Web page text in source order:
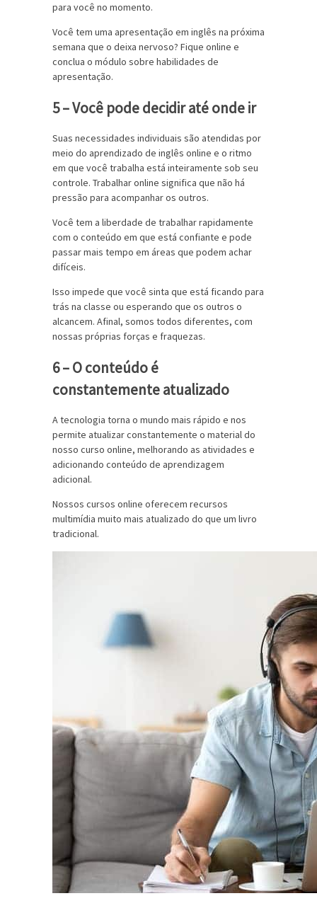
para você no momento.
Você tem uma apresentação em inglês na próxima
semana que o deixa nervoso? Fique online e
conclua o módulo sobre habilidades de
apresentação.
5 – Você pode decidir até onde ir
Suas necessidades individuais são atendidas por
meio do aprendizado de inglês online e o ritmo
em que você trabalha está inteiramente sob seu
controle. Trabalhar online significa que não há
pressão para acompanhar os outros.
Você tem a liberdade de trabalhar rapidamente
com o conteúdo em que está confiante e pode
passar mais tempo em áreas que podem achar
difíceis.
Isso impede que você sinta que está ficando para
trás na classe ou esperando que os outros o
alcancem. Afinal, somos todos diferentes, com
nossas próprias forças e fraquezas.
6 – O conteúdo é
constantemente atualizado
A tecnologia torna o mundo mais rápido e nos
permite atualizar constantemente o material do
nosso curso online, melhorando as atividades e
adicionando conteúdo de aprendizagem
adicional.
Nossos cursos online oferecem recursos
multimídia muito mais atualizado do que um livro
tradicional.